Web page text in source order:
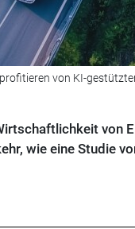
von KI-
von
wie eine Studie